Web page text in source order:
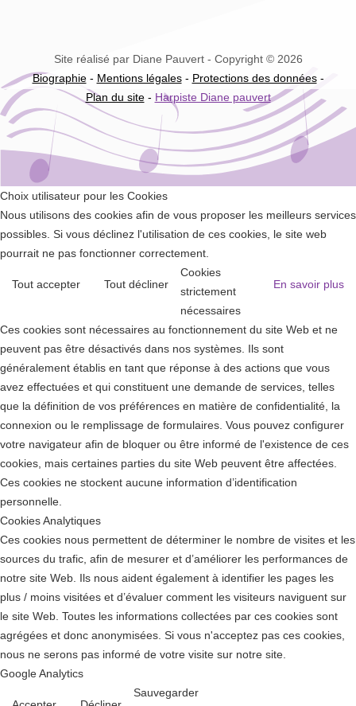
Site réalisé par Diane Pauvert - Copyright © 2026
Biographie- Mentions légales- Protections des données-
Plan du site- Harpiste Diane pauvert
Choix utilisateur pour les Cookies
Nous utilisons des cookies afin de vous proposer les meilleurs services
possibles. Si vous déclinez l'utilisation de ces cookies, le site web
pourrait ne pas fonctionner correctement.
Tout accepter Tout décliner En savoir plus
Cookies
strictement
nécessaires
Ces cookies sont nécessaires au fonctionnement du site Web et ne
peuvent pas être désactivés dans nos systèmes. Ils sont
généralement établis en tant que réponse à des actions que vous
avez effectuées et qui constituent une demande de services, telles
que la définition de vos préférences en matière de confidentialité, la
connexion ou le remplissage de formulaires. Vous pouvez configurer
votre navigateur afin de bloquer ou être informé de l'existence de ces
cookies, mais certaines parties du site Web peuvent être affectées.
Ces cookies ne stockent aucune information d’identification
personnelle.
Cookies Analytiques
Ces cookies nous permettent de déterminer le nombre de visites et les
sources du trafic, afin de mesurer et d’améliorer les performances de
notre site Web. Ils nous aident également à identifier les pages les
plus / moins visitées et d’évaluer comment les visiteurs naviguent sur
le site Web. Toutes les informations collectées par ces cookies sont
agrégées et donc anonymisées. Si vous n'acceptez pas ces cookies,
nous ne serons pas informé de votre visite sur notre site.
Google Analytics
Sauvegarder